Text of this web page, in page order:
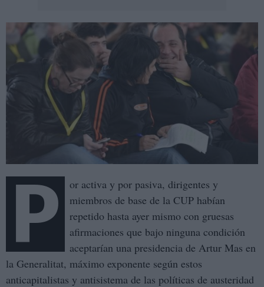
P
or activa y por pasiva, dirigentes y
miembros de base de la CUP habían
repetido hasta ayer mismo con gruesas
afirmaciones que bajo ninguna condición
aceptarían una presidencia de Artur Mas en
la Generalitat, máximo exponente según estos
anticapitalistas y antisistema de las políticas de austeridad